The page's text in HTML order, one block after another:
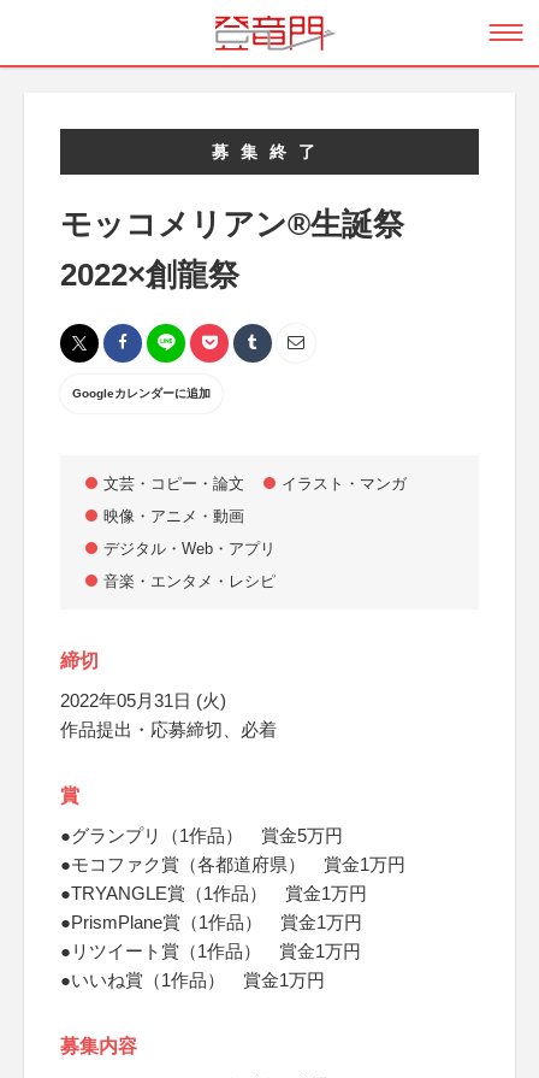
募集終了
モッコメリアン®生誕祭
2022×創龍祭
Googleカレンダーに追加
文芸・コピー・論文
イラスト・マンガ
映像・アニメ・動画
デジタル・Web・アプリ
音楽・エンタメ・レシピ
締切
2022年05月31日 (火)
作品提出・応募締切、必着
賞
●グランプリ（1作品） 賞金5万円
●モコファク賞（各都道府県） 賞金1万円
●TRYANGLE賞（1作品） 賞金1万円
●PrismPlane賞（1作品） 賞金1万円
●リツイート賞（1作品） 賞金1万円
●いいね賞（1作品） 賞金1万円
募集内容